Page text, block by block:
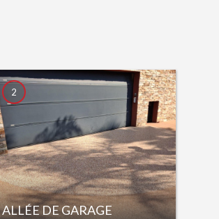
ALLÉE DE GARAGE
2